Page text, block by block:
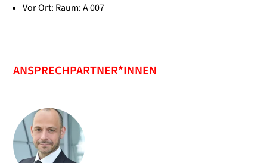
Vor Ort: Raum: A 007
ANSPRECHPARTNER*INNEN